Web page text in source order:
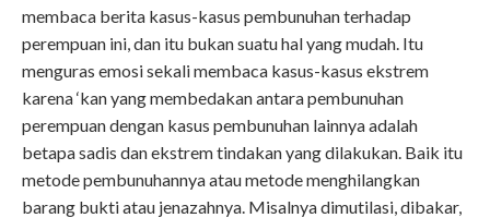
membaca berita kasus-kasus pembunuhan terhadap
perempuan ini, dan itu bukan suatu hal yang mudah. Itu
menguras emosi sekali membaca kasus-kasus ekstrem
karena ‘kan yang membedakan antara pembunuhan
perempuan dengan kasus pembunuhan lainnya adalah
betapa sadis dan ekstrem tindakan yang dilakukan. Baik itu
metode pembunuhannya atau metode menghilangkan
barang bukti atau jenazahnya. Misalnya dimutilasi, dibakar,